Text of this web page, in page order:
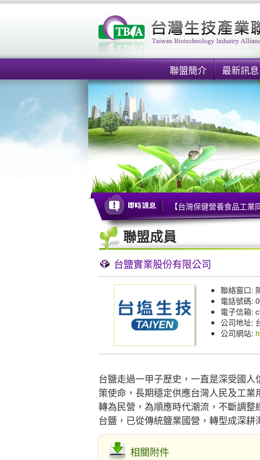
聯盟簡介 最新訊息
【台灣保健營養食品工
聯盟成員
台鹽實業股份有限公司
聯絡窗口:
電話號碼:
電子信箱:
公司地址:
公司網站:
台鹽走過一甲子歷史，一直是深受國
策使命，長期穩定供應台灣人民及工
轉為民營，為順應時代潮流，不斷調
台鹽，已從傳統鹽業國營，轉型成深耕
相關附件